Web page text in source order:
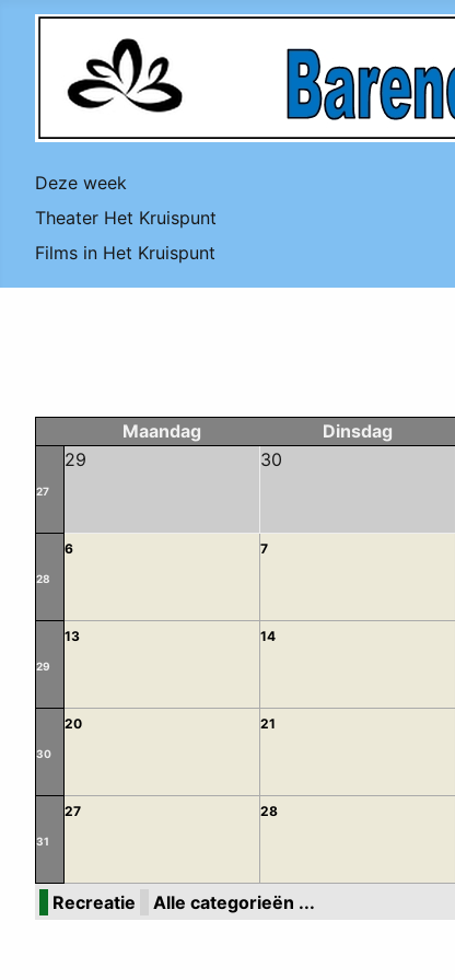
Deze week
Theater Het Kruispunt
Films in Het Kruispunt
Maandag Dinsdag
27
29 30
28
6 7
29
13 14
30
20 21
31
27 28
Recreatie Alle categorieën ...